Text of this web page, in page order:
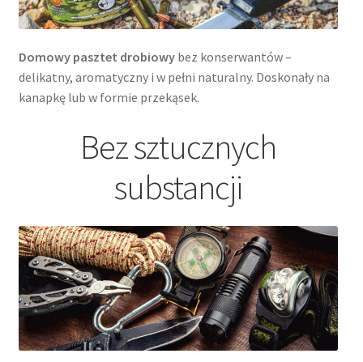
Domowy pasztet drobiowybez konserwantów –
delikatny, aromatyczny i w pełni naturalny. Doskonały na
kanapkę lub w formie przekąsek.
Bez sztucznych
substancji